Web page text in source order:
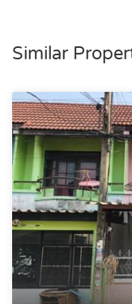
Similar